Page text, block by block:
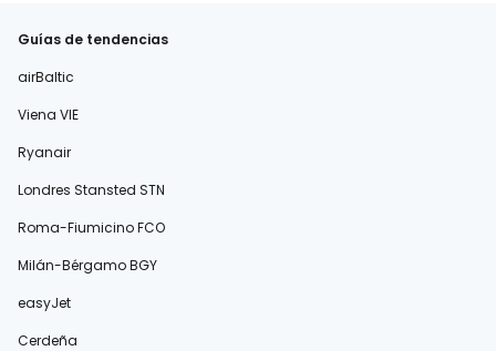
Guías de tendencias
airBaltic
Viena VIE
Ryanair
Londres Stansted STN
Roma-Fiumicino FCO
Milán-Bérgamo BGY
easyJet
Cerdeña